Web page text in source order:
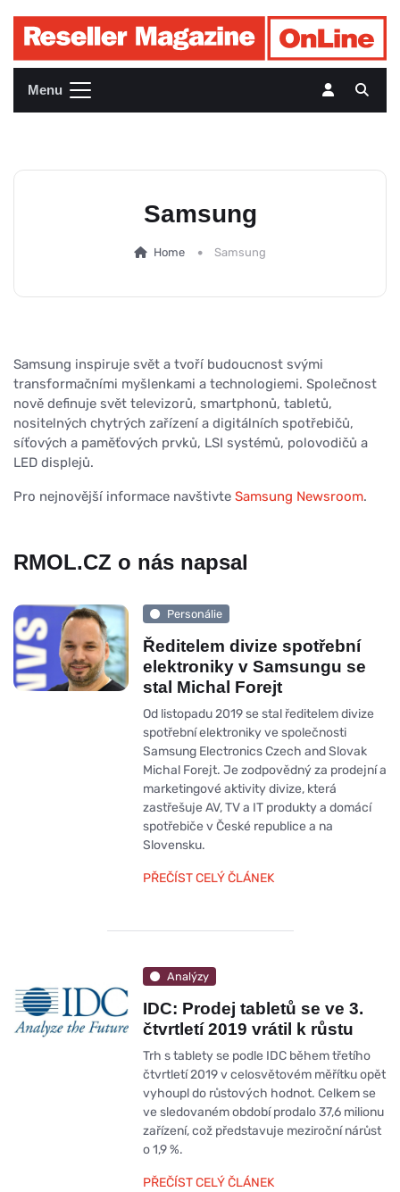
Menu
Samsung
Home Samsung
Samsung inspiruje svět a tvoří budoucnost svými
transformačními myšlenkami a technologiemi. Společnost
nově definuje svět televizorů, smartphonů, tabletů,
nositelných chytrých zařízení a digitálních spotřebičů,
síťových a paměťových prvků, LSI systémů, polovodičů a
LED displejů.
Pro nejnovější informace navštivte Samsung Newsroom.
RMOL.CZ o nás napsal
Personálie
Ředitelem divize spotřební
elektroniky v Samsungu se
stal Michal Forejt
Od listopadu 2019 se stal ředitelem divize
spotřební elektroniky ve společnosti
Samsung Electronics Czech and Slovak
Michal Forejt. Je zodpovědný za prodejní a
marketingové aktivity divize, která
zastřešuje AV, TV a IT produkty a domácí
spotřebiče v České republice a na
Slovensku.
PŘEČÍST CELÝ ČLÁNEK
Analýzy
IDC: Prodej tabletů se ve 3.
čtvrtletí 2019 vrátil k růstu
Trh s tablety se podle IDC během třetího
čtvrtletí 2019 v celosvětovém měřítku opět
vyhoupl do růstových hodnot. Celkem se
ve sledovaném období prodalo 37,6 milionu
zařízení, což představuje meziroční nárůst
o 1,9 %.
PŘEČÍST CELÝ ČLÁNEK